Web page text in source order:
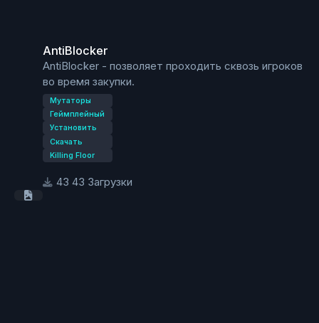
AntiBlocker
AntiBlocker - позволяет проходить сквозь игроков
во время закупки.
Мутаторы
Геймплейный
Установить
Скачать
Killing Floor
43 Загрузки